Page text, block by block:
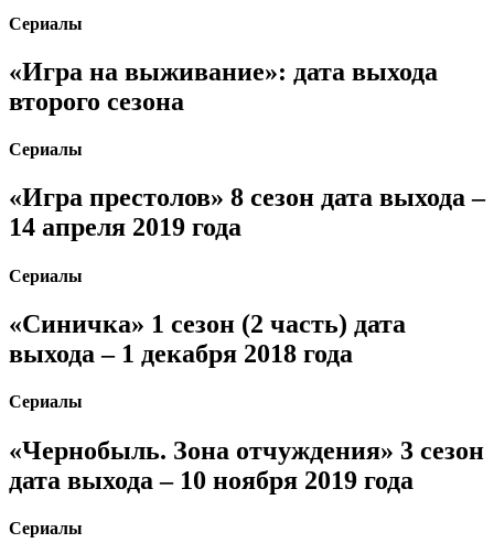
Сериалы
«Игра на выживание»: дата выхода
второго сезона
Сериалы
«Игра престолов» 8 сезон дата выхода –
14 апреля 2019 года
Сериалы
«Синичка» 1 сезон (2 часть) дата
выхода – 1 декабря 2018 года
Сериалы
«Чернобыль. Зона отчуждения» 3 сезон
дата выхода – 10 ноября 2019 года
Сериалы